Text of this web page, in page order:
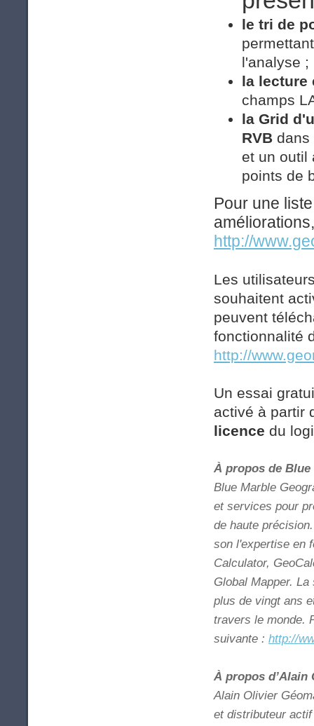
le tri de
l'analyse ;
la lecture
champs
la Grid
RVB dans
et un outil
points de
Pour une
http://
Les
souhaitent
peuvent
fonctionnalité
http://
Un essai
activé à partir
licence du
À propos de
Blue Marble
et services pour
de haute
son l'expertise en
Calculator,
Global Mapper.
plus de vingt ans
travers le monde.
suivante : http://
À propos d’Alain
Alain Olivier
et distributeur actif